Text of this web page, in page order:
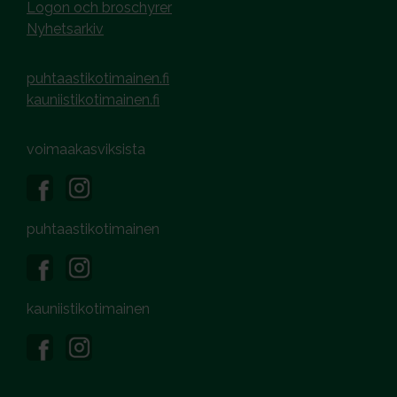
Logon och broschyrer
Nyhetsarkiv
puhtaastikotimainen.fi
kauniistikotimainen.fi
voimaakasviksista
puhtaastikotimainen
kauniistikotimainen